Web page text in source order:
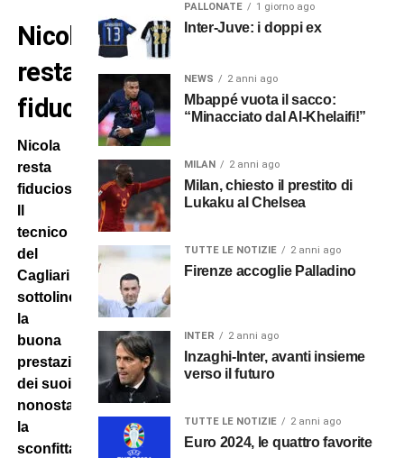
Nicola
resta
fiducioso
Nicola
resta
fiducioso.
tecnico
del
Cagliari
sottolinea
la
buona
prestazione
dei suoi
nonostante
la
sconfitta
PALLONATE 1 giorno ago
Inter-Juve: i doppi ex
NEWS 2 anni ago
Mbappé vuota il sacco:
“Minacciato dal Al-Khelaifi!”
MILAN 2 anni ago
Milan, chiesto il prestito di
Lukaku al Chelsea
TUTTE LE NOTIZIE 2 anni ago
Firenze accoglie Palladino
INTER 2 anni ago
Inzaghi-Inter, avanti insieme
verso il futuro
TUTTE LE NOTIZIE 2 anni ago
Euro 2024, le quattro favorite